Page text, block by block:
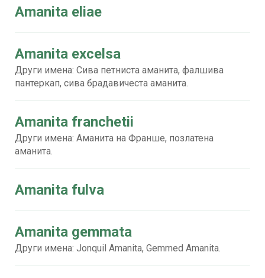
Amanita eliae
Amanita excelsa
Други имена: Сива петниста аманита, фалшива
пантеркап, сива брадавичеста аманита.
Amanita franchetii
Други имена: Аманита на Франше, позлатена
аманита.
Amanita fulva
Amanita gemmata
Други имена: Jonquil Amanita, Gemmed Amanita.